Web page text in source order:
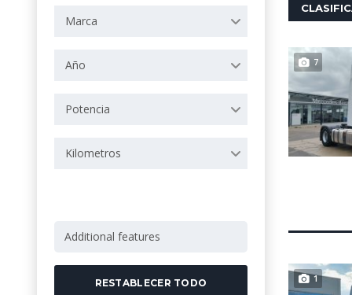
Marca
Año
Potencia
Kilometros
RESTABLECER TODO
7
1